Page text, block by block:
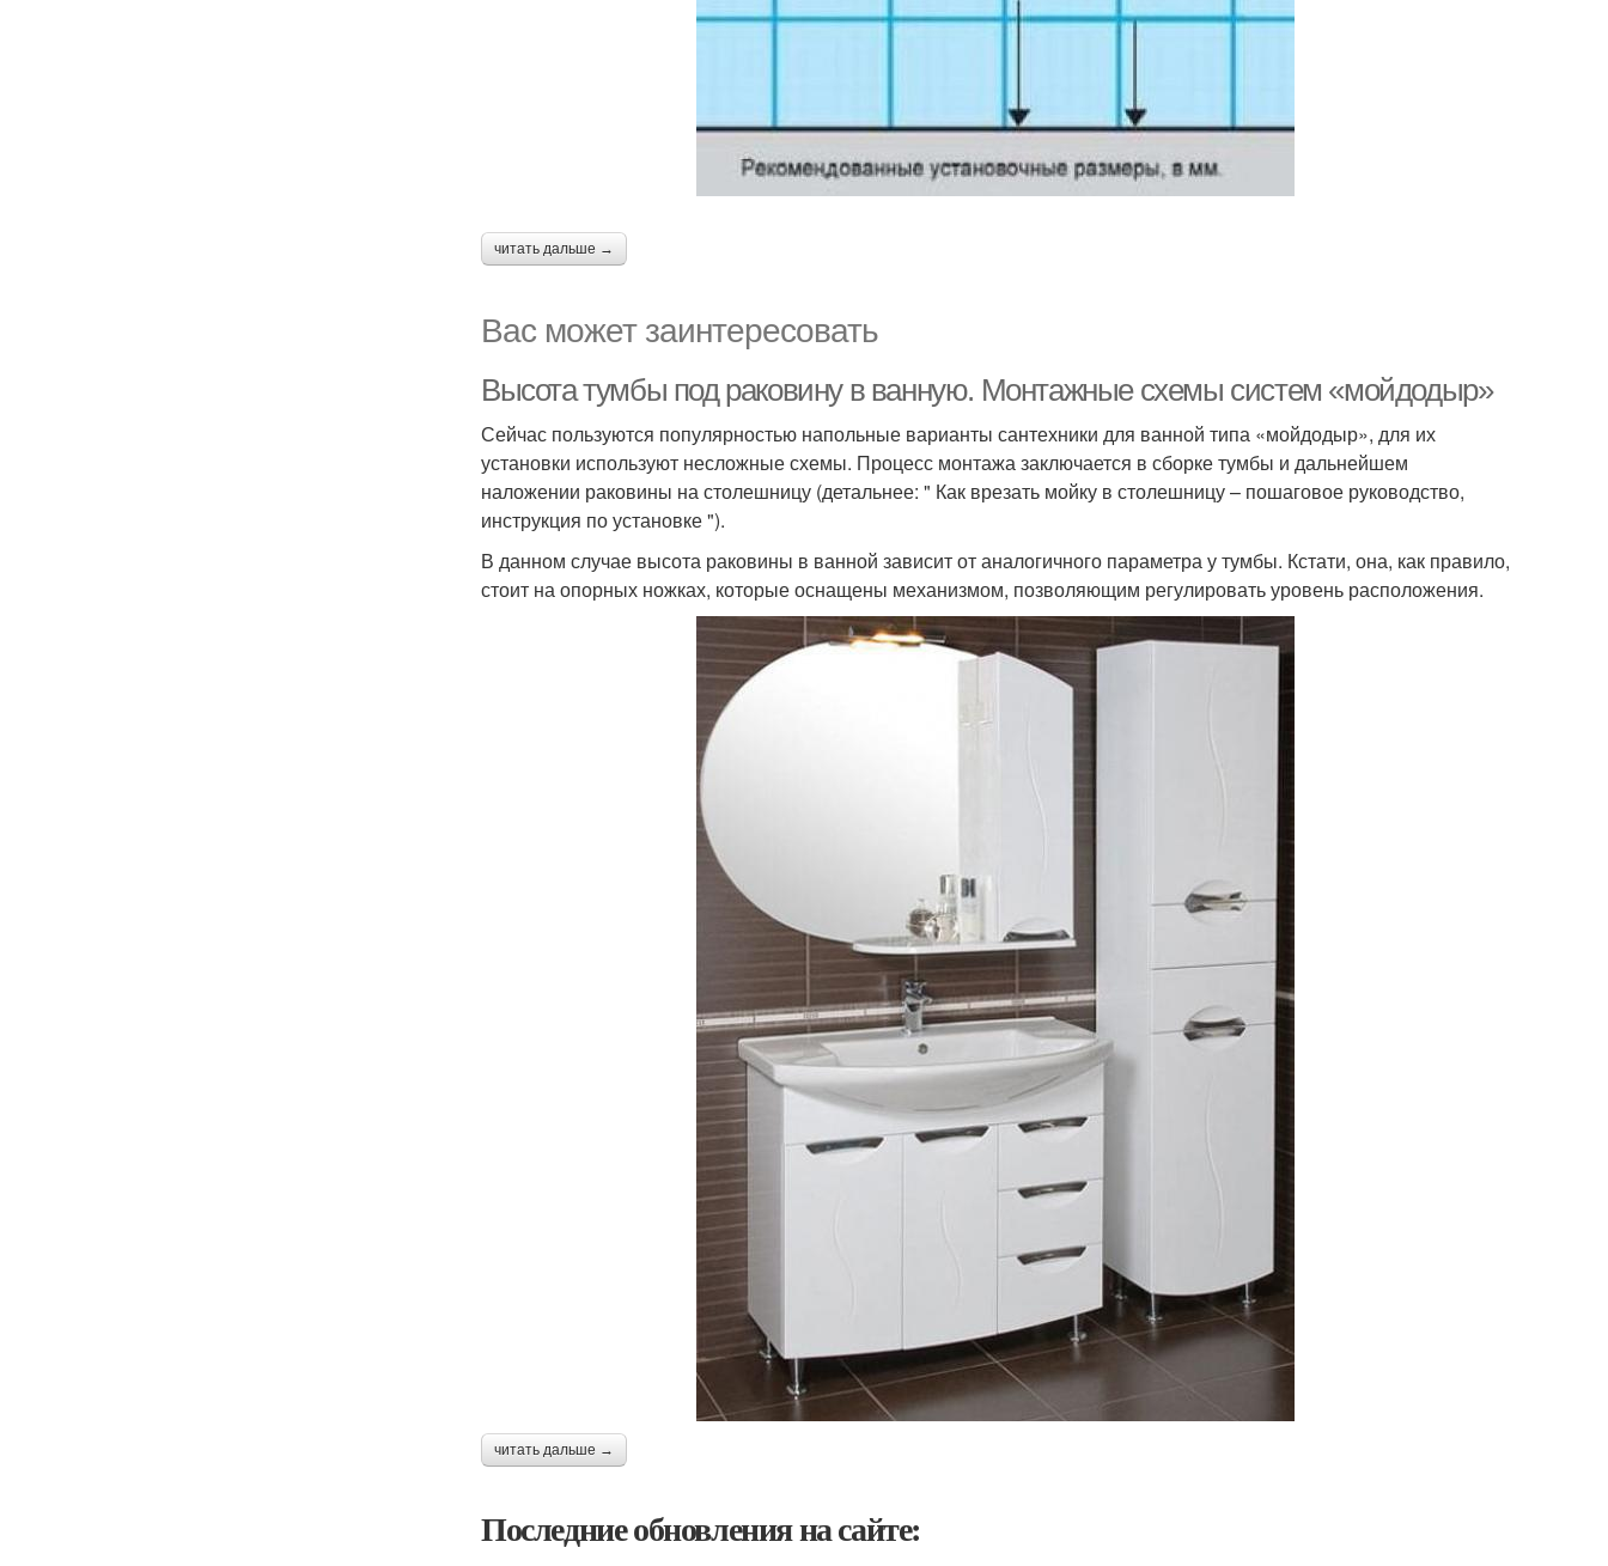
читать дальше →
Вас может заинтересовать
Высота тумбы под раковину в ванную. Монтажные схемы систем «мойдодыр»
Сейчас пользуются популярностью напольные варианты сантехники для ванной типа «мойдодыр», для их
установки используют несложные схемы. Процесс монтажа заключается в сборке тумбы и дальнейшем
наложении раковины на столешницу (детальнее: " Как врезать мойку в столешницу – пошаговое руководство,
инструкция по установке ").
В данном случае высота раковины в ванной зависит от аналогичного параметра у тумбы. Кстати, она, как правило,
стоит на опорных ножках, которые оснащены механизмом, позволяющим регулировать уровень расположения.
читать дальше →
Последние обновления на сайте: